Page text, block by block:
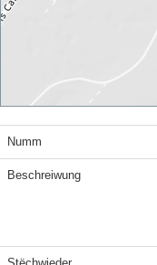
Numm
Beschreiwung